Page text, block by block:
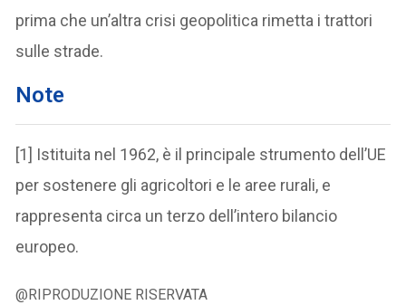
prima che un’altra crisi geopolitica rimetta i trattori
sulle strade.
Note
[1] Istituita nel 1962, è il principale strumento dell’UE
per sostenere gli agricoltori e le aree rurali, e
rappresenta circa un terzo dell’intero bilancio
europeo.
@RIPRODUZIONE RISERVATA